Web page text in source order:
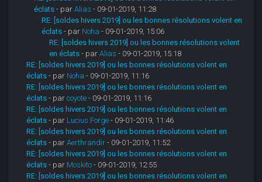
éclats - parAlias - 09-01-2019, 11:28
RE: [soldes hivers 2019] ou les bonnes résolutions volent en
éclats - par Noha - 09-01-2019, 15:06
RE: [soldes hivers 2019] ou les bonnes résolutions volent
en éclats - parAlias - 09-01-2019, 15:18
RE: [soldes hivers 2019] ou les bonnes résolutions volent en
éclats - par Noha - 09-01-2019, 11:16
RE: [soldes hivers 2019] ou les bonnes résolutions volent en
éclats - parcoyote - 09-01-2019, 11:16
RE: [soldes hivers 2019] ou les bonnes résolutions volent en
éclats - par Lucius Forge - 09-01-2019, 11:46
RE: [soldes hivers 2019] ou les bonnes résolutions volent en
éclats - parAerthrandir - 09-01-2019, 11:52
RE: [soldes hivers 2019] ou les bonnes résolutions volent en
éclats - par Moskito - 09-01-2019, 12:55
RE: [soldes hivers 2019] ou les bonnes résolutions volent en